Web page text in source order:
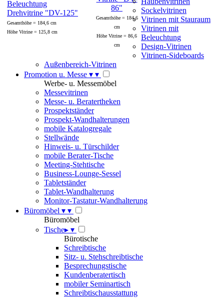
Drehvitrine "DV-125"
Gesamthöhe = 184,6 cm
Höhe Vitrine = 125,8 cm
86"
Gesamthöhe = 184,6
cm
Höhe Vitrine = 86,6
cm
Sockelvitrinen
Vitrinen mit Stauraum
Vitrinen mit
Beleuchtung
Design-Vitrinen
Vitrinen-Sideboards
Außenbereich-Vitrinen
Promotion u. Messe ▾ ▾
Werbe- u. Messemöbel
Messevitrinen
Messe- u. Beratertheken
Prospektständer
Prospekt-Wandhalterungen
mobile Katalogregale
Stellwände
Hinweis- u. Türschilder
mobile Berater-Tische
Meeting-Stehtische
Business-Lounge-Sessel
Tabletständer
Tablet-Wandhalterung
Monitor-Tastatur-Wandhalterung
Büromöbel ▾ ▾
Büromöbel
Tische▸ ▾
Bürotische
Schreibtische
Sitz- u. Stehschreibtische
Besprechungstische
Kundenberatertisch
mobiler Seminartisch
Schreibtischausstattung